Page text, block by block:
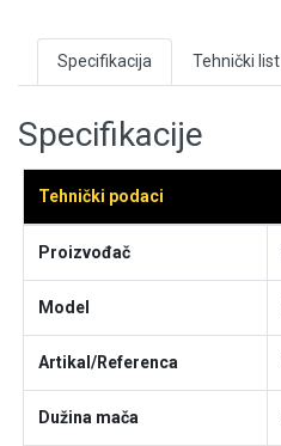
Specifikacija Tehnički list
Specifikacije
Tehnički podaci
Proizvođač
Model
Artikal/Referenca
Dužina mača